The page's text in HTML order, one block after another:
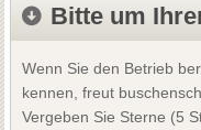
Bitte um
Wenn Sie den Betrieb
kennen, freut
Vergeben Sie Sterne (5